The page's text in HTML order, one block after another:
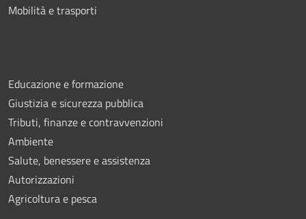
Mobilità e trasporti
Educazione e formazione
Giustizia e sicurezza pubblica
Tributi, finanze e contravvenzioni
Ambiente
Salute, benessere e assistenza
Autorizzazioni
Agricoltura e pesca